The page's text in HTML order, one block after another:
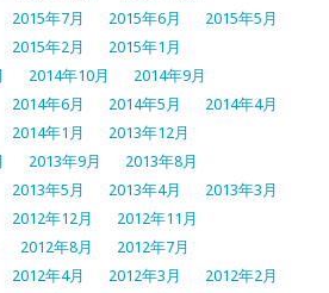
2015年7月 2015年6月
2015年5月
2015年2月
2015年1月
2014年10月
2014年9月
2014年6月 2014年5月
2014年4月
2014年1月
2013年12月
2013年9月
2013年8月
2013年5月 2013年4月
2013年3月
2012年12月
2012年11月
2012年8月
2012年7月
2012年4月 2012年3月
2012年2月